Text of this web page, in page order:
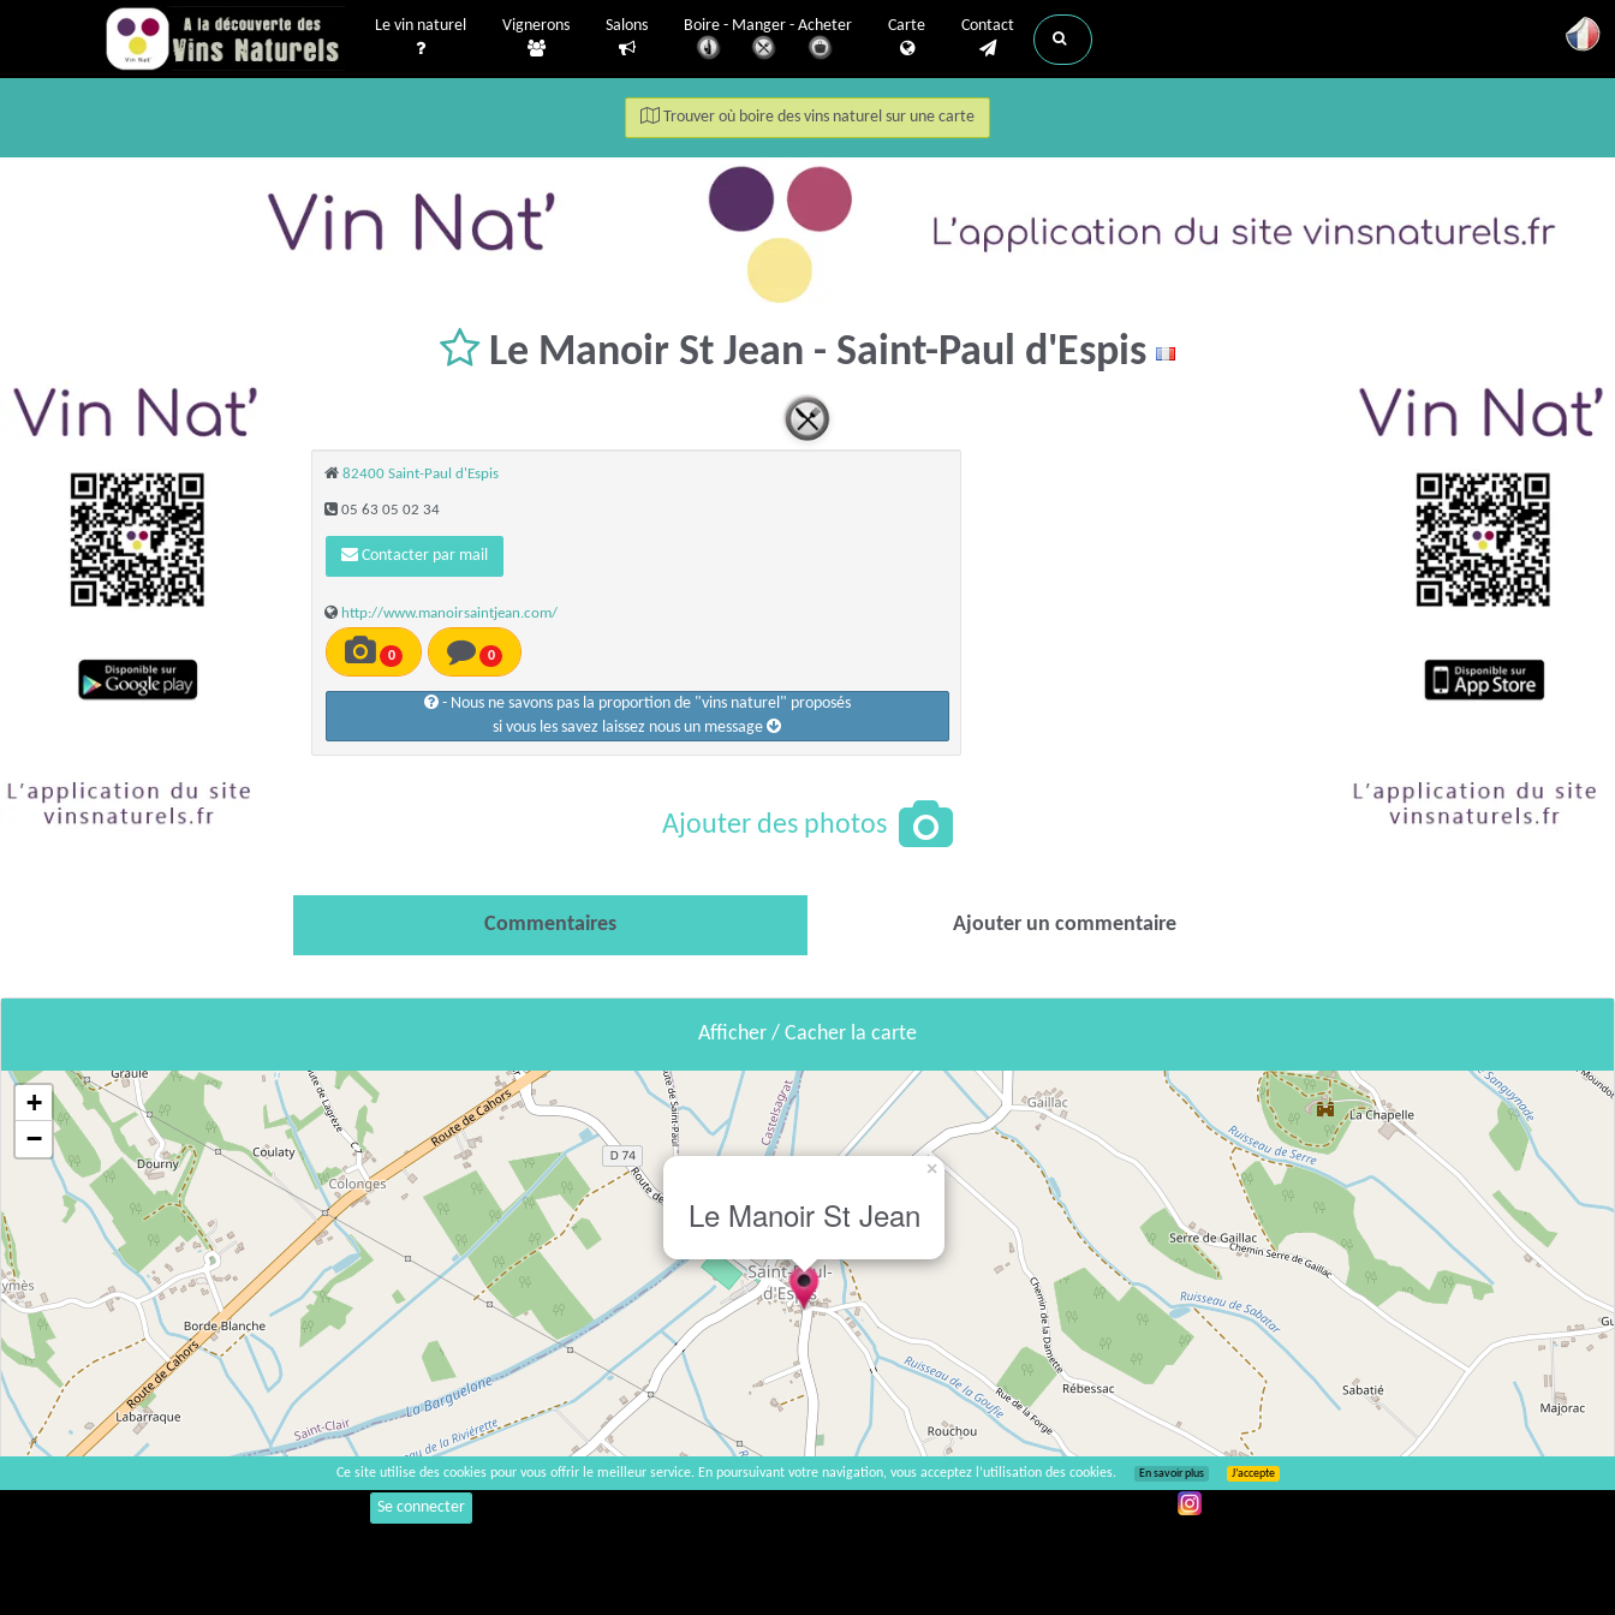
Le vin naturel Vignerons Salons Boire - Manger - Acheter Carte Contact
Trouver où boire des vins naturel sur une carte
Le Manoir St Jean - Saint-Paul d'Espis
82400 Saint-Paul d'Espis
05 63 05 02 34
Contacter par mail
http://www.manoirsaintjean.com/
0 0
- Nous ne savons pas la proportion de "vins naturel" proposés
si vous les savez laissez nous un message
Ajouter des photos
Commentaires Ajouter un commentaire
Afficher / Cacher la carte
Le Manoir St Jean
×
+
−
Se connecter
Ce site utilise des cookies pour vous offrir le meilleur service. En poursuivant votre navigation, vous acceptez l’utilisation des cookies. En savoir plus J’accepte